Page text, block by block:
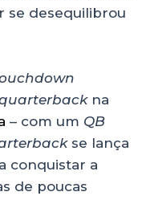
se desequilibrou
na
– com um QB
se lança
conquistar a
de poucas